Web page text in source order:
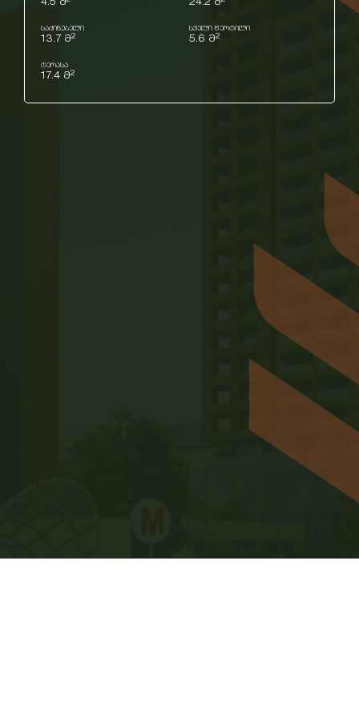
4.5 მ 24.2 მ
საძინებელი
13.7 მ2
სველი წერტილი
5.6 მ2
ტერასა
17.4 მ2